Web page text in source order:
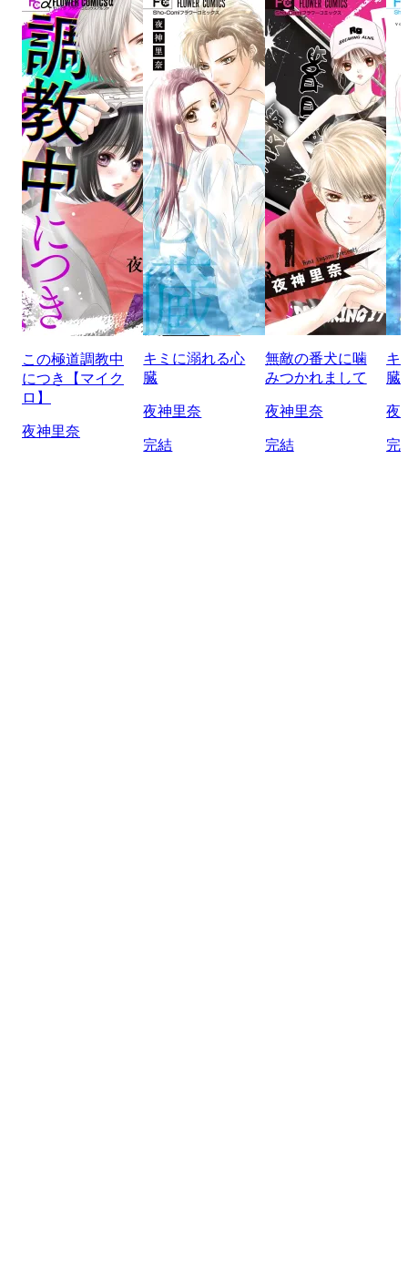
この極道調教中
につき【マイク
ロ】
夜神里奈
キミに溺れる心
臓
夜神里奈
完結
無敵の番犬に噛
みつかれまして
夜神里奈
完結
キ
臓
夜
完